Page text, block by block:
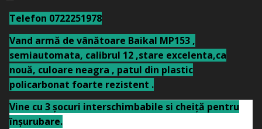
Telefon 0722251978
Vand armă de vânătoare Baikal MP153 ,
semiautomata, calibrul 12 ,stare excelenta,ca
nouă, culoare neagra , patul din plastic
policarbonat foarte rezistent .
Vine cu 3 șocuri interschimbabile si cheiță pentru
înșurubare.